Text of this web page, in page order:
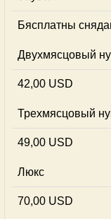
Бясплатны
Двухмясцовый
42,00 USD
Трехмясцовый
49,00 USD
Люкс
70,00 USD